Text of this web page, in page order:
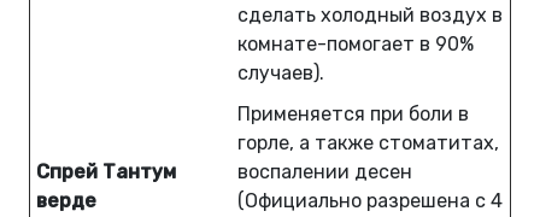
сделать холодный воздух в
комнате-помогает в 90%
случаев).
Спрей Тантум
верде
Применяется при боли в
горле, а также стоматитах,
воспалении десен
(Официально разрешена с 4